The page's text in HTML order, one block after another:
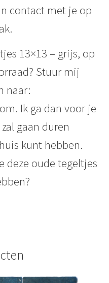
contact met je op
13×13 – grijs, op
Stuur mij
naar:
Ik ga dan voor je
gaan duren
kunt hebben.
deze oude tegeltjes